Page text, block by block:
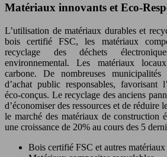
Matériaux innovants et Eco-
L’utilisation de matériaux durables et
bois certifié FSC, les matériaux
recyclage des déchets
environnemental. Les matériaux
carbone. De nombreuses
d’achat public responsables, favorisant
éco-conçus. Le recyclage des anciens
d’économiser des ressources et de réduire
le marché des matériaux de construction
une croissance de 20% au cours des 5
Bois certifié FSC et autres matériaux